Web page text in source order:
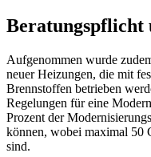
Beratungspflicht
Aufgenommen wurde
neuer Heizungen, die mit
Brennstoffen betrieben
Regelungen für eine
Prozent der
können, wobei maximal 50
sind.